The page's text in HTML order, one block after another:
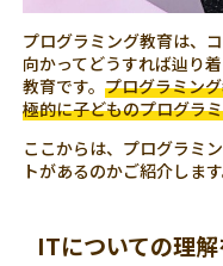
プログラミング教育は、
向かってどうすれば辿り
教育です。プログラミン
極的に子どものプログラ
ここからは、プログラミ
トがあるのかご紹介します
ITについての理